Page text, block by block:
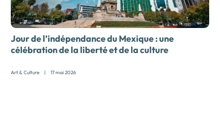
Jour de l’indépendance du Mexique : une
célébration de la liberté et de la culture
Art & Culture | 17 mai 2026